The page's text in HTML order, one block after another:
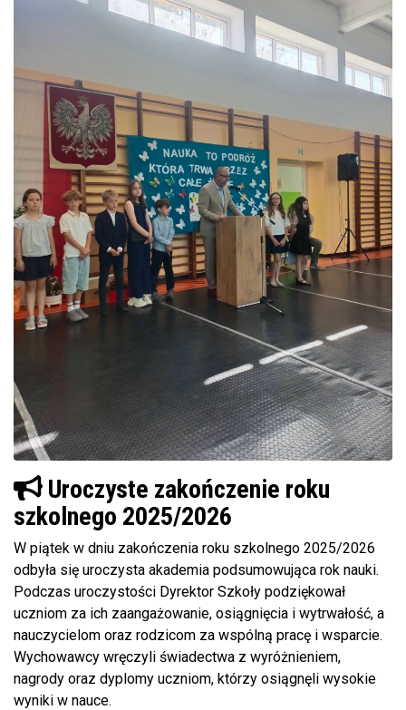
Uroczyste zakończenie roku
szkolnego 2025/2026
W piątek w dniu zakończenia roku szkolnego 2025/2026
odbyła się uroczysta akademia podsumowująca rok nauki.
Podczas uroczystości Dyrektor Szkoły podziękował
uczniom za ich zaangażowanie, osiągnięcia i wytrwałość, a
nauczycielom oraz rodzicom za wspólną pracę i wsparcie.
Wychowawcy wręczyli świadectwa z wyróżnieniem,
nagrody oraz dyplomy uczniom, którzy osiągnęli wysokie
wyniki w nauce.